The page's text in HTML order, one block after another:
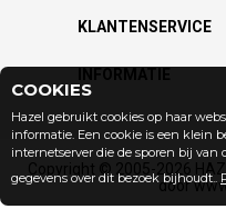
KLANTENSERVICE
INFORMATIE
Copyright © 2005-2026
door
COOKIES
Hazel gebruikt cookies op haar
informatie. Een cookie is een klein
internetserver die de sporen bij
gegevens over dit bezoek bijhoudt..